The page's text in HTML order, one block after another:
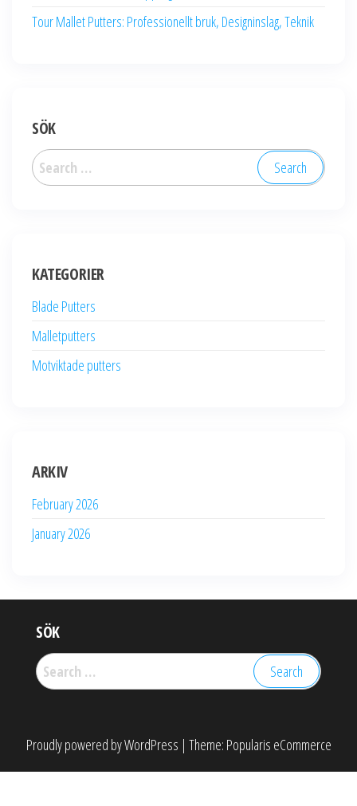
Tour Mallet Putters: Professionellt bruk, Designinslag, Teknik
SÖK
Search
for:
KATEGORIER
Blade Putters
Malletputters
Motviktade putters
ARKIV
February 2026
January 2026
SÖK
Search
for:
Proudly powered byWordPress | Theme: Popularis eCommerce